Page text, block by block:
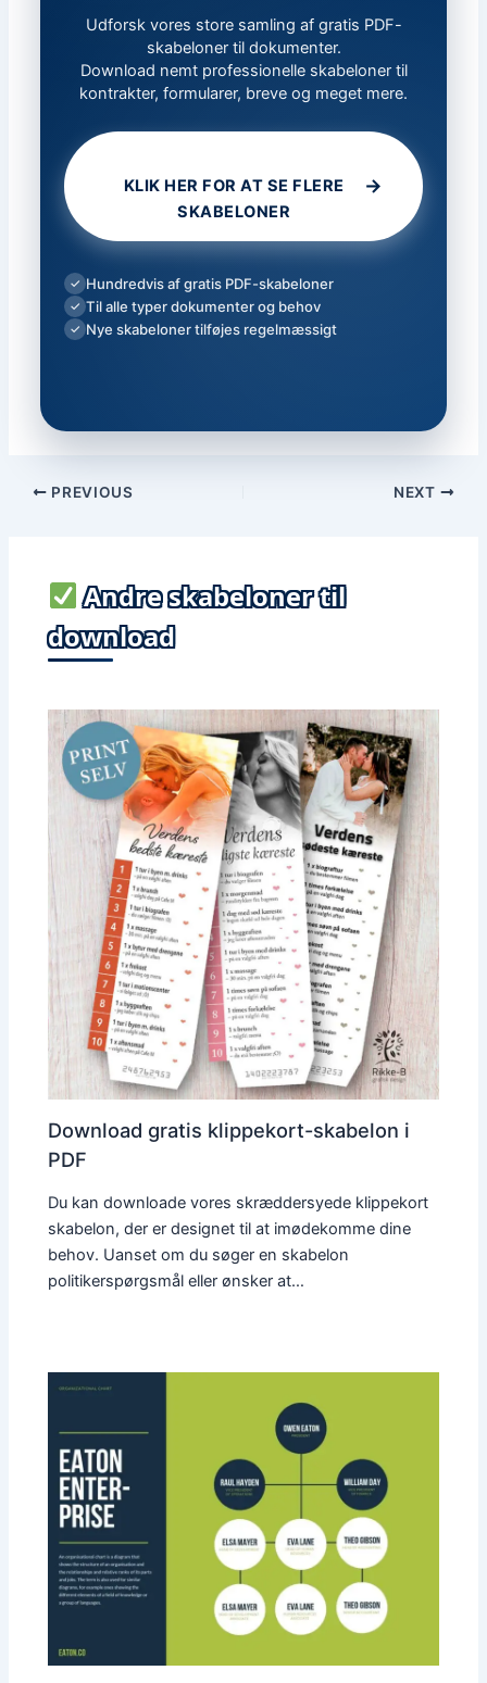
Udforsk vores store samling af gratis PDF-
skabeloner til dokumenter.
Download nemt professionelle skabeloner til
kontrakter, formularer, breve og meget mere.
KLIK HER FOR AT SE FLERE
SKABELONER
→
✓ Hundredvis af gratis PDF-skabeloner
✓ Til alle typer dokumenter og behov
✓ Nye skabeloner tilføjes regelmæssigt
PREVIOUS NEXT
Andre skabeloner til
download
Download gratis klippekort-skabelon i
PDF
Du kan downloade vores skræddersyede klippekort
skabelon, der er designet til at imødekomme dine
behov. Uanset om du søger en skabelon
politikerspørgsmål eller ønsker at…